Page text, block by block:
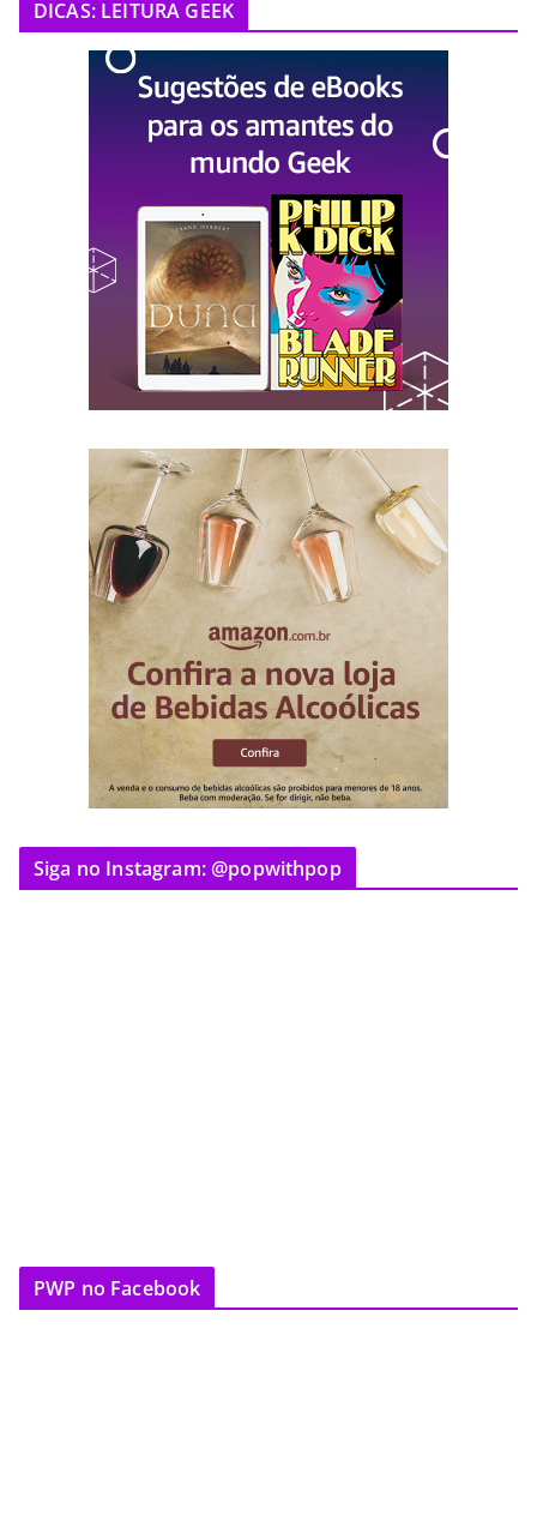
DICAS: LEITURA GEEK
Siga no Instagram: @popwithpop
PWP no Facebook